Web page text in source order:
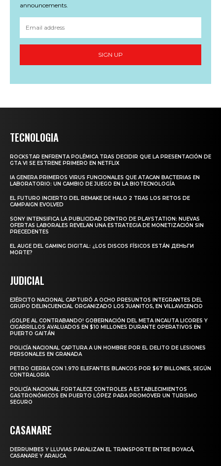
announcements.
SIGN UP
TECNOLOGIA
ROCKSTAR ENFRENTA POLÉMICA TRAS DECIDIR QUE LA PRESENTACIÓN DE
GTA VI SE ESTRENE PRIMERO EN NETFLIX
IA GENERA PRIMEROS VIRUS FUNCIONALES QUE ATACAN BACTERIAS EN
LABORATORIO: UN CAMBIO DE JUEGO EN LA BIOTECNOLOGÍA
EL FUTURO INCIERTO DEL REMAKE DE HALO 2 TRAS LOS RETOS DE
CAMPAIGN EVOLVED
SONY INTENSIFICA LA PUBLICIDAD DENTRO DE PLAYSTATION: NUEVAS
OFERTAS LABORALES REVELAN UNA ESTRATEGIA DE MONETIZACIÓN SIN
PRECEDENTES
EL AUGE DEL GAMING DIGITAL: ¿LOS DISCOS FÍSICOS ESTÁN ДЕНЬГИ
MORTE?
JUDICIAL
EJÉRCITO NACIONAL CAPTURÓ A OCHO PRESUNTOS INTEGRANTES DEL
GRUPO DELINCUENCIAL ORGANIZADO LOS JUANITOS, EN VILLAVICENCIO
¡GOLPE AL CONTRABANDO! GOBERNACIÓN DEL META INCAUTA LICORES Y
CIGARRILLOS AVALUADOS EN $10 MILLONES DURANTE OPERATIVOS EN
PUERTO GAITÁN
POLICÍA NACIONAL CAPTURA A UN HOMBRE POR EL DELITO DE LESIONES
PERSONALES EN GRANADA
PETRO CIERRA CON 1.970 ELEFANTES BLANCOS POR $67 BILLONES, SEGÚN
CONTRALORÍA
POLICÍA NACIONAL FORTALECE CONTROLES A ESTABLECIMIENTOS
GASTRONÓMICOS EN PUERTO LÓPEZ PARA PROMOVER UN TURISMO
SEGURO
CASANARE
DERRUMBES Y LLUVIAS PARALIZAN EL TRANSPORTE ENTRE BOYACÁ,
CASANARE Y ARAUCA